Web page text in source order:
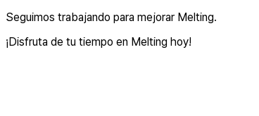
Seguimos trabajando para mejorar Melting.
¡Disfruta de tu tiempo en Melting hoy!